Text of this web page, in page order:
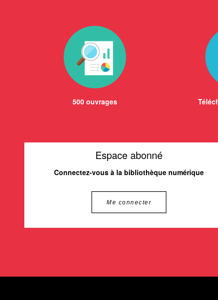
500 ouvrages
Espace abonné
Connectez-vous à la bibliothèque numérique
Me connecter